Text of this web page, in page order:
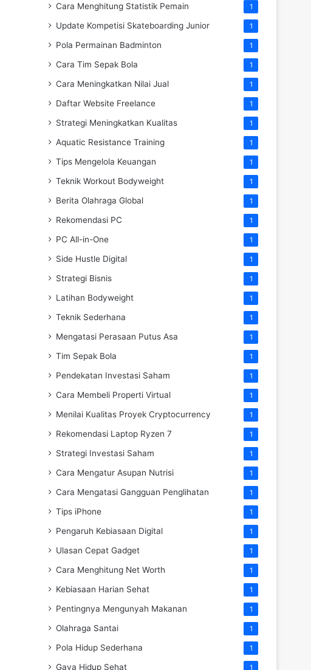
Cara Menghitung Statistik Pemain 1
Update Kompetisi Skateboarding Junior 1
Pola Permainan Badminton 1
Cara Tim Sepak Bola 1
Cara Meningkatkan Nilai Jual 1
Daftar Website Freelance 1
Strategi Meningkatkan Kualitas 1
Aquatic Resistance Training 1
Tips Mengelola Keuangan 1
Teknik Workout Bodyweight 1
Berita Olahraga Global 1
Rekomendasi PC 1
PC All-in-One 1
Side Hustle Digital 1
Strategi Bisnis 1
Latihan Bodyweight 1
Teknik Sederhana 1
Mengatasi Perasaan Putus Asa 1
Tim Sepak Bola 1
Pendekatan Investasi Saham 1
Cara Membeli Properti Virtual 1
Menilai Kualitas Proyek Cryptocurrency 1
Rekomendasi Laptop Ryzen 7 1
Strategi Investasi Saham 1
Cara Mengatur Asupan Nutrisi 1
Cara Mengatasi Gangguan Penglihatan 1
Tips iPhone 1
Pengaruh Kebiasaan Digital 1
Ulasan Cepat Gadget 1
Cara Menghitung Net Worth 1
Kebiasaan Harian Sehat 1
Pentingnya Mengunyah Makanan 1
Olahraga Santai 1
Pola Hidup Sederhana 1
Gaya Hidup Sehat 1